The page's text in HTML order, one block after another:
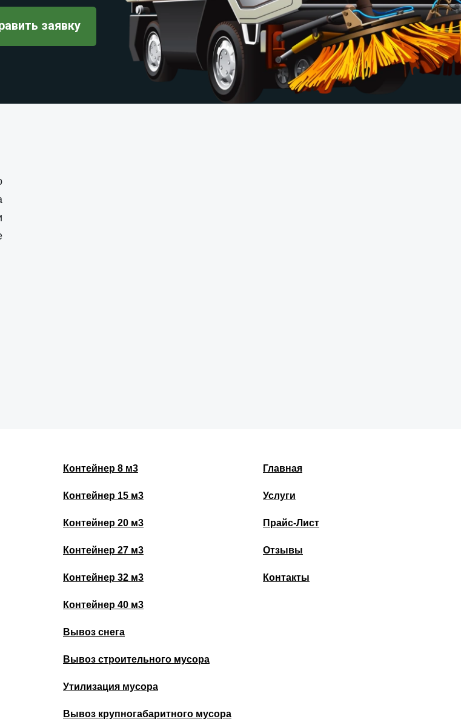
Контейнер 8 м3
Контейнер 15 м3
Контейнер 20 м3
Контейнер 27 м3
Контейнер 32 м3
Контейнер 40 м3
Вывоз снега
Вывоз строительного мусора
Утилизация мусора
Вывоз крупногабаритного мусора
Главная
Услуги
Прайс-Лист
Отзывы
Контакты